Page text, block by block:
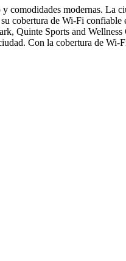
comodidades modernas. La
cobertura de Wi-Fi confiable
Quinte Sports and
Con la cobertura de